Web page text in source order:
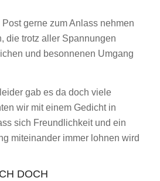
gerne zum Anlass nehmen
die trotz aller Spannungen
und besonnenen Umgang
gab es da doch viele
wir mit einem Gedicht in
sich Freundlichkeit und ein
miteinander immer lohnen wird
DOCH